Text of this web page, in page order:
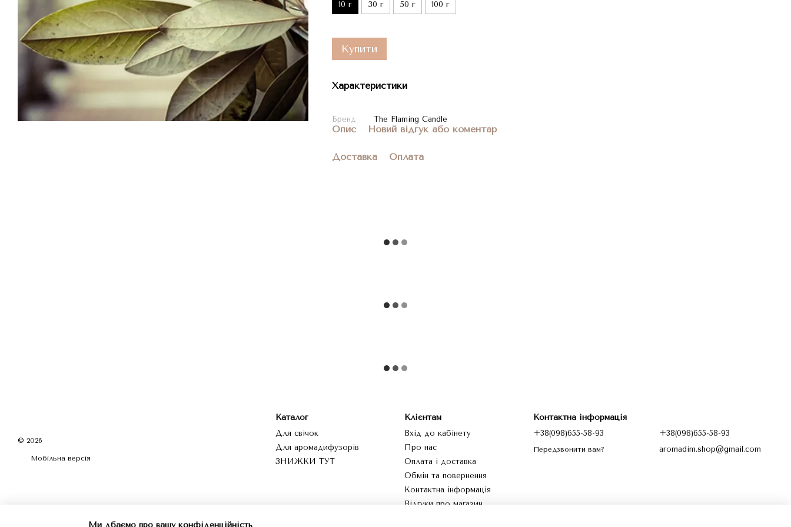
10 г 30 г 50 г 100 г
Купити
Характеристики
Бренд The Flaming Candle
Опис Новий відгук або коментар
Доставка Оплата
© 2026
Мобільна версія
Каталог
Для свічок
Для аромадифузорів
ЗНИЖКИ ТУТ
Клієнтам
Вхід до кабінету
Про нас
Оплата і доставка
Обмін та повернення
Контактна інформація
Відгуки про магазин
Контактна інформація
+38(098)655-58-93
Передзвонити вам?
+38(098)655-58-93
aromadim.shop@gmail.com
Ми дбаємо про вашу конфіденційність